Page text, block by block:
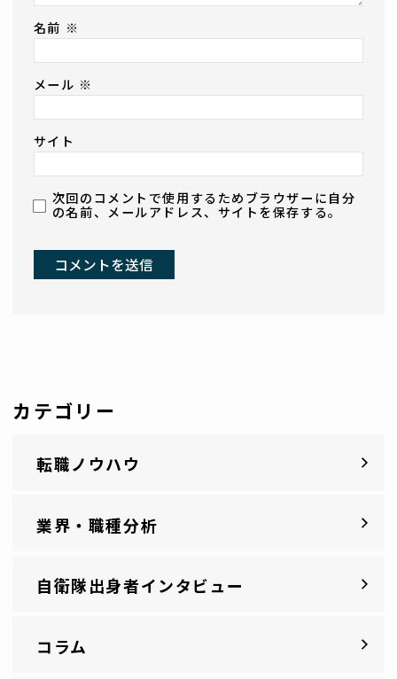
名前 ※
メール ※
サイト
次回のコメントで使用するためブラウザーに自分
の名前、メールアドレス、サイトを保存する。
カテゴリー
転職ノウハウ
業界・職種分析
自衛隊出身者インタビュー
コラム